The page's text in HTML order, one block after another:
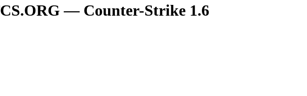
— Counter-Strike 1.6